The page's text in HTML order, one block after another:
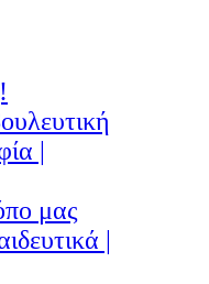
|
μας
|